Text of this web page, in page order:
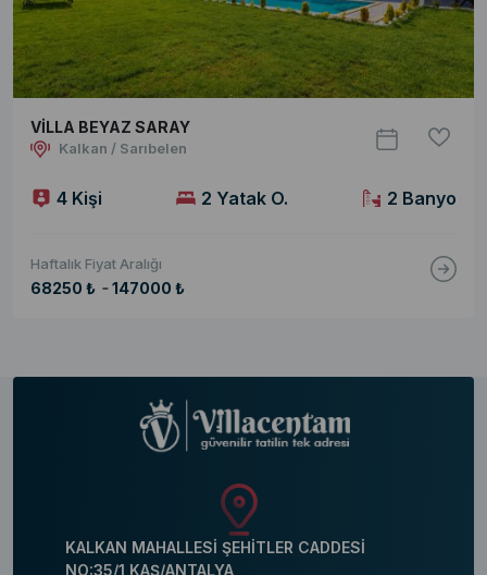
VİLLA BEYAZ SARAY
Kalkan / Sarıbelen
4 Kişi 2 Yatak O. 2 Banyo
Haftalık Fiyat Aralığı
68250 ₺ - 147000 ₺
KALKAN MAHALLESİ ŞEHİTLER CADDESİ
NO:35/1 KAŞ/ANTALYA